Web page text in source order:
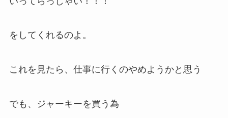
をしてくれるのよ。
これを見たら、仕事に行くのやめようかと思う
でも、ジャーキーを買う為